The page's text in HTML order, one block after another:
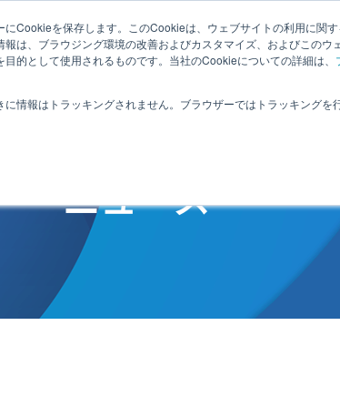
Cookieを保存します。このCookieは、ウェブサイトの利用に関
は、ブラウジング環境の改善およびカスタマイズ、およびこのウ
的として使用されるものです。当社のCookieについての詳細は、
情報はトラッキングされません。ブラウザーではトラッキングを
サ
実績紹介 アップデート情報 拡張コンテンツ エ
ニュース